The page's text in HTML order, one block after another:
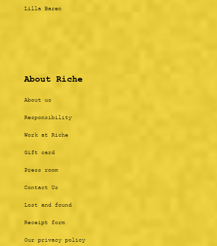
Lilla Baren
About Riche
About us
Responsibility
Work at Riche
Gift card
Press room
Contact Us
Lost and found
Receipt form
Our privacy policy